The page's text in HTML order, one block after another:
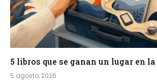
5 libros que se ganan un lugar en
5 agosto, 2026